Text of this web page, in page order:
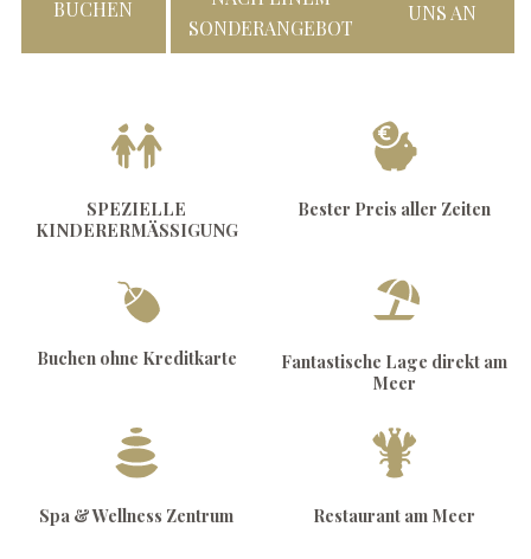
BUCHEN
SONDERANGEBOT
UNS AN
SPEZIELLE
KINDERERMÄSSIGUNG
Bester Preis aller Zeiten
Buchen ohne Kreditkarte
Fantastische Lage direkt am
Meer
Spa & Wellness Zentrum Restaurant am Meer